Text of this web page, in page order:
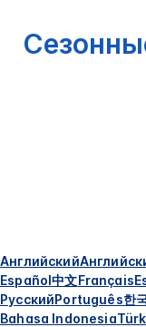
Английский
Español中文Français
РусскийPortuguês한
Bahasa Indonesia